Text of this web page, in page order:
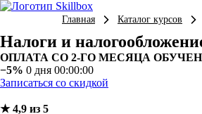
Главная Каталог курсов
Налоги и
ОПЛАТА СО 2-ГО МЕСЯЦА
−5% 0 дня 00:00:00
Записаться со скидкой
★ 4,9 из 5